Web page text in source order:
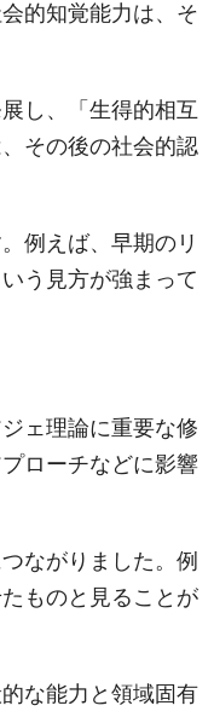
的知覚能力は、そ
し、「生得的相互
その後の社会的認
例えば、早期のリ
う見方が強まって
ェ理論に重要な修
ローチなどに影響
ながりました。例
ものと見ることが
な能力と領域固有